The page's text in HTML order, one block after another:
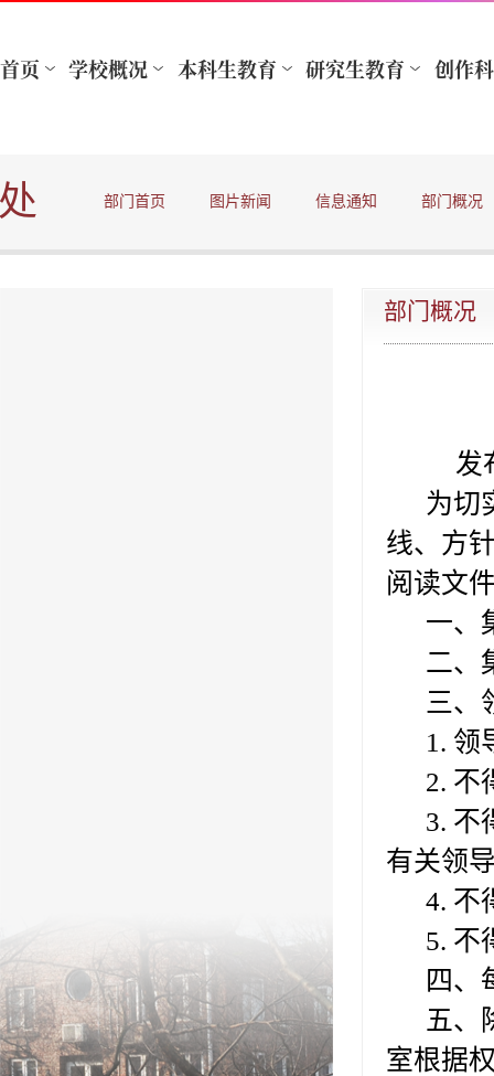
部门首页 图片新闻 信息通知 部门概况
部门概况
发
为切实
线、方
阅读文
一、集
二、
三、
1. 领
2. 不
3. 不
有关领
4. 不
5. 不
四、
五、除
室根据